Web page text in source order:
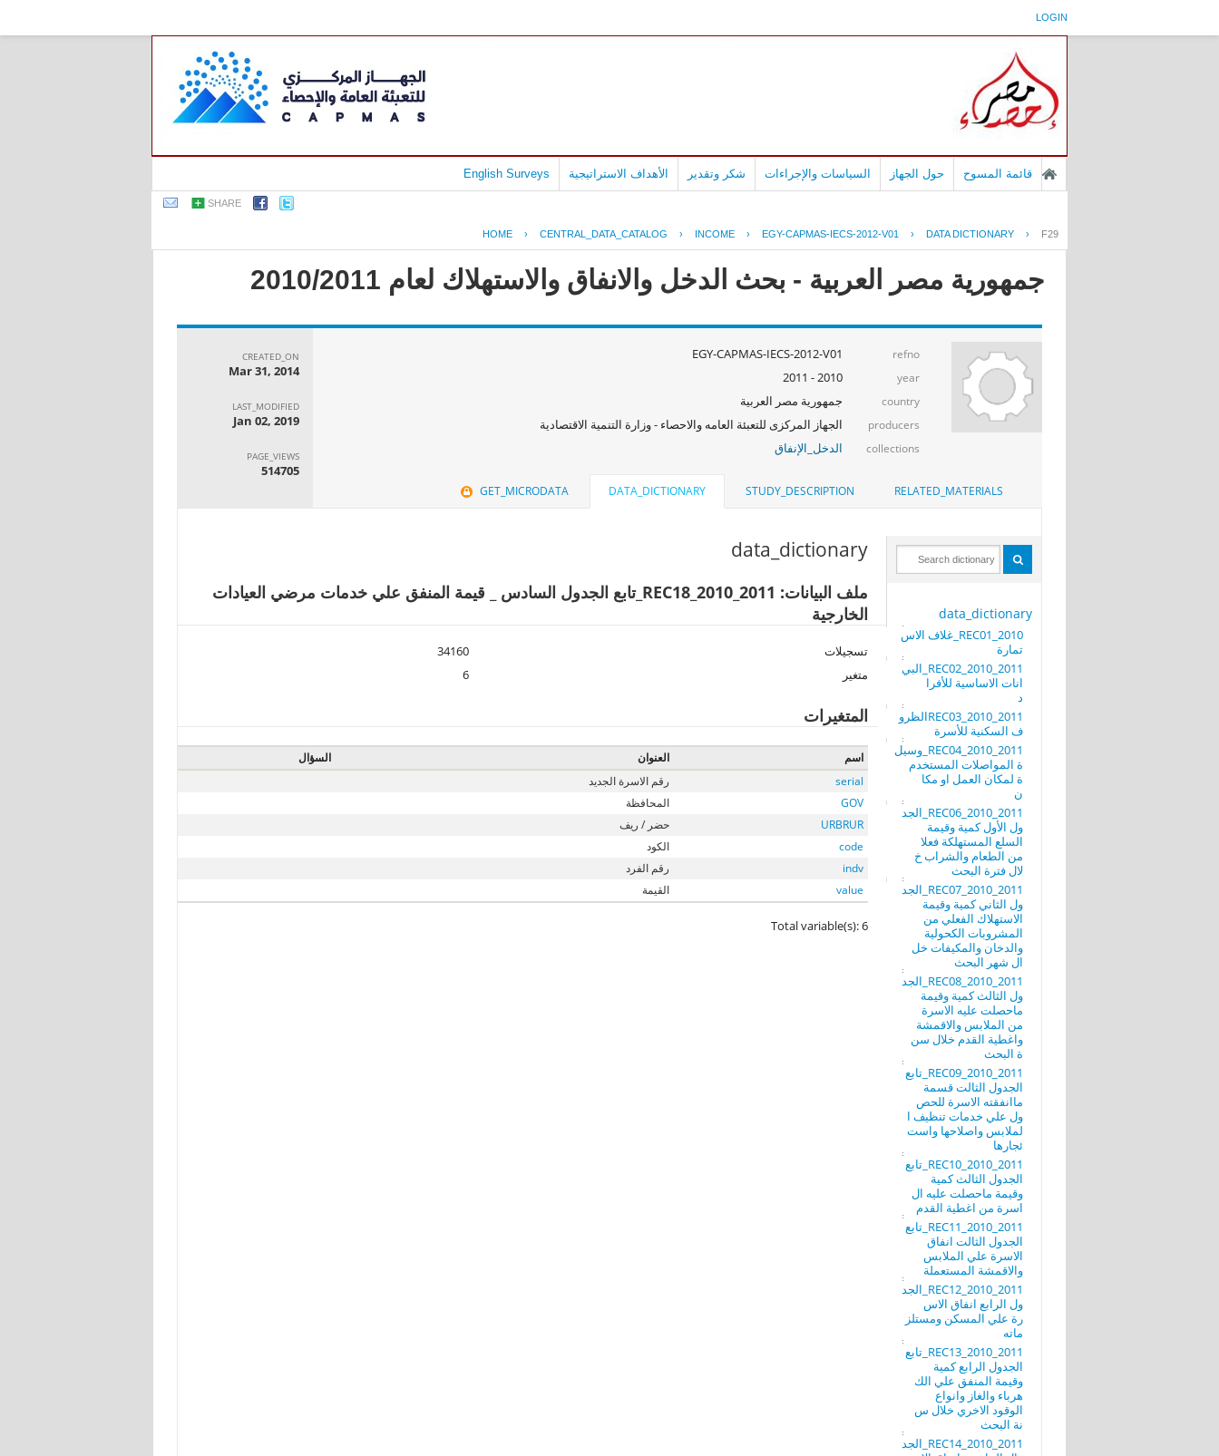
LOGIN
قائمة المسوح حول الجهاز السياسات والإجراءات شكر وتقدير الأهداف الاستراتيجية English Surveys
SHARE
HOME › CENTRAL_DATA_CATALOG › INCOME › EGY-CAPMAS-IECS-2012-V01 › DATA DICTIONARY › F29
جمهورية مصر العربية - بحث الدخل والانفاق والاستهلاك لعام 2010/2011
refno
EGY-CAPMAS-IECS-2012-V01
year
2010 - 2011
country جمهورية مصر العربية
producers الجهاز المركزى للتعبئة العامه والاحصاء - وزارة التنمية الاقتصادية
collections الدخل_الإنفاق
CREATED_ON
Mar 31, 2014
LAST_MODIFIED
Jan 02, 2019
PAGE_VIEWS
514705
RELATED_MATERIALS
STUDY_DESCRIPTION
DATA_DICTIONARY
GET_MICRODATA
data_dictionary
REC01_2010_غلاف الاس
تمارة
REC02_2010_2011_البي
انات الاساسية للأفرا
د
REC03_2010_2011الظرو
ف السكنية للأسرة
REC04_2010_2011_وسيل
ة المواصلات المستخدم
ة لمكان العمل او مكا
ن
REC06_2010_2011_الجد
ول الأول كمية وقيمة
السلع المستهلكة فعلا
من الطعام والشراب خ
لال فترة البحث
REC07_2010_2011_الجد
ول الثاني كمية وقيمة
الاستهلاك الفعلي من
المشروبات الكحولية
والدخان والمكيفات خل
ال شهر البحث
REC08_2010_2011_الجد
ول الثالث كمية وقيمة
ماحصلت عليه الاسرة
من الملابس والاقمشة
واغطية القدم خلال سن
ة البحث
REC09_2010_2011_تابع
الجدول الثالت قسمة
ماانفقته الاسرة للحص
ول علي خدمات تنظيف ا
لملابس واصلاحها واست
ئجارها
REC10_2010_2011_تابع
الجدول الثالث كمية
وقيمة ماحصلت عليه ال
اسرة من اغطية القدم
REC11_2010_2011_تابع
الجدول الثالت انفاق
الاسرة علي الملابس
والاقمشة المستعملة
REC12_2010_2011_الجد
ول الرابع انفاق الاس
رة علي المسكن ومستلز
ماته
REC13_2010_2011_تابع
الجدول الرابع كمية
وقيمة المنفق علي الك
هرباء والغاز وانواع
الوقود الاخري خلال س
نة البحث
REC14_2010_2011_الجد
data_dictionary
ملف البيانات: REC18_2010_2011_تابع الجدول السادس _ قيمة المنفق علي خدمات مرضي العيادات
الخارجية
تسجيلات
34160
متغير
6
المتغيرات
اسم العنوان
السؤال
serial
رقم الاسرة الجديد
GOV
المحافظة
URBRUR
حضر / ريف
code
الكود
indv
رقم الفرد
value
القيمة
Total variable(s): 6